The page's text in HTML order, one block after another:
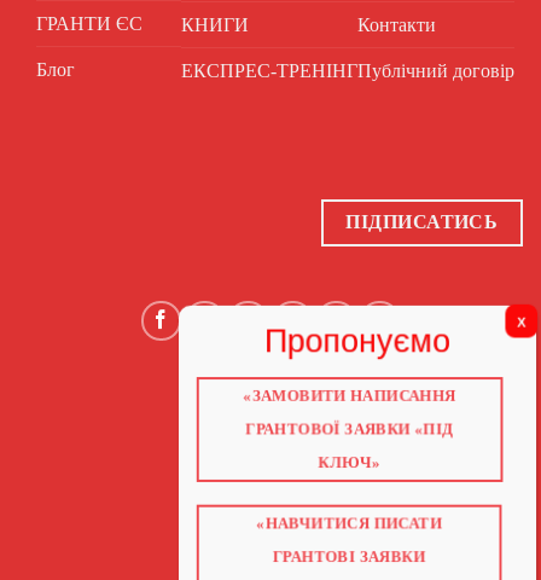
ГРАНТИ ЄС
Блог
КНИГИ
ЕКСПРЕС-ТРЕНІНГ
Контакти
Публічний договір
ПІДПИСАТИСЬ
ГОЛОВНА
ПРО НАС
ГРАНТИ 2026
НАВЧАННЯ
КНИГИ
ВІДЕО ПРО ГРАНТИ
«ЗАМОВИТИ НАПИСАННЯ
ГРАНТОВОЇ ЗАЯВКИ «ПІД
КЛЮЧ»
«НАВЧИТИСЯ ПИСАТИ
ГРАНТОВІ ЗАЯВКИ